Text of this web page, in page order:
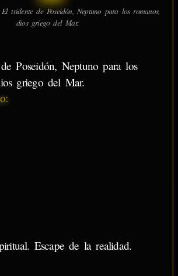
tridente de Poseidón, Neptuno para los romanos,
dios griego del Mar.
Poseidón, Neptuno para los
griego del Mar.
Escape de la realidad.